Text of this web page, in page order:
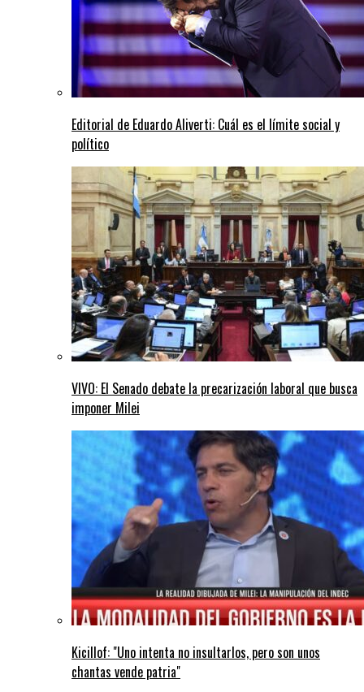
Editorial de Eduardo Aliverti: Cuál es el límite social y
político
VIVO: El Senado debate la precarización laboral que busca
imponer Milei
Kicillof: "Uno intenta no insultarlos, pero son unos
chantas vende patria"